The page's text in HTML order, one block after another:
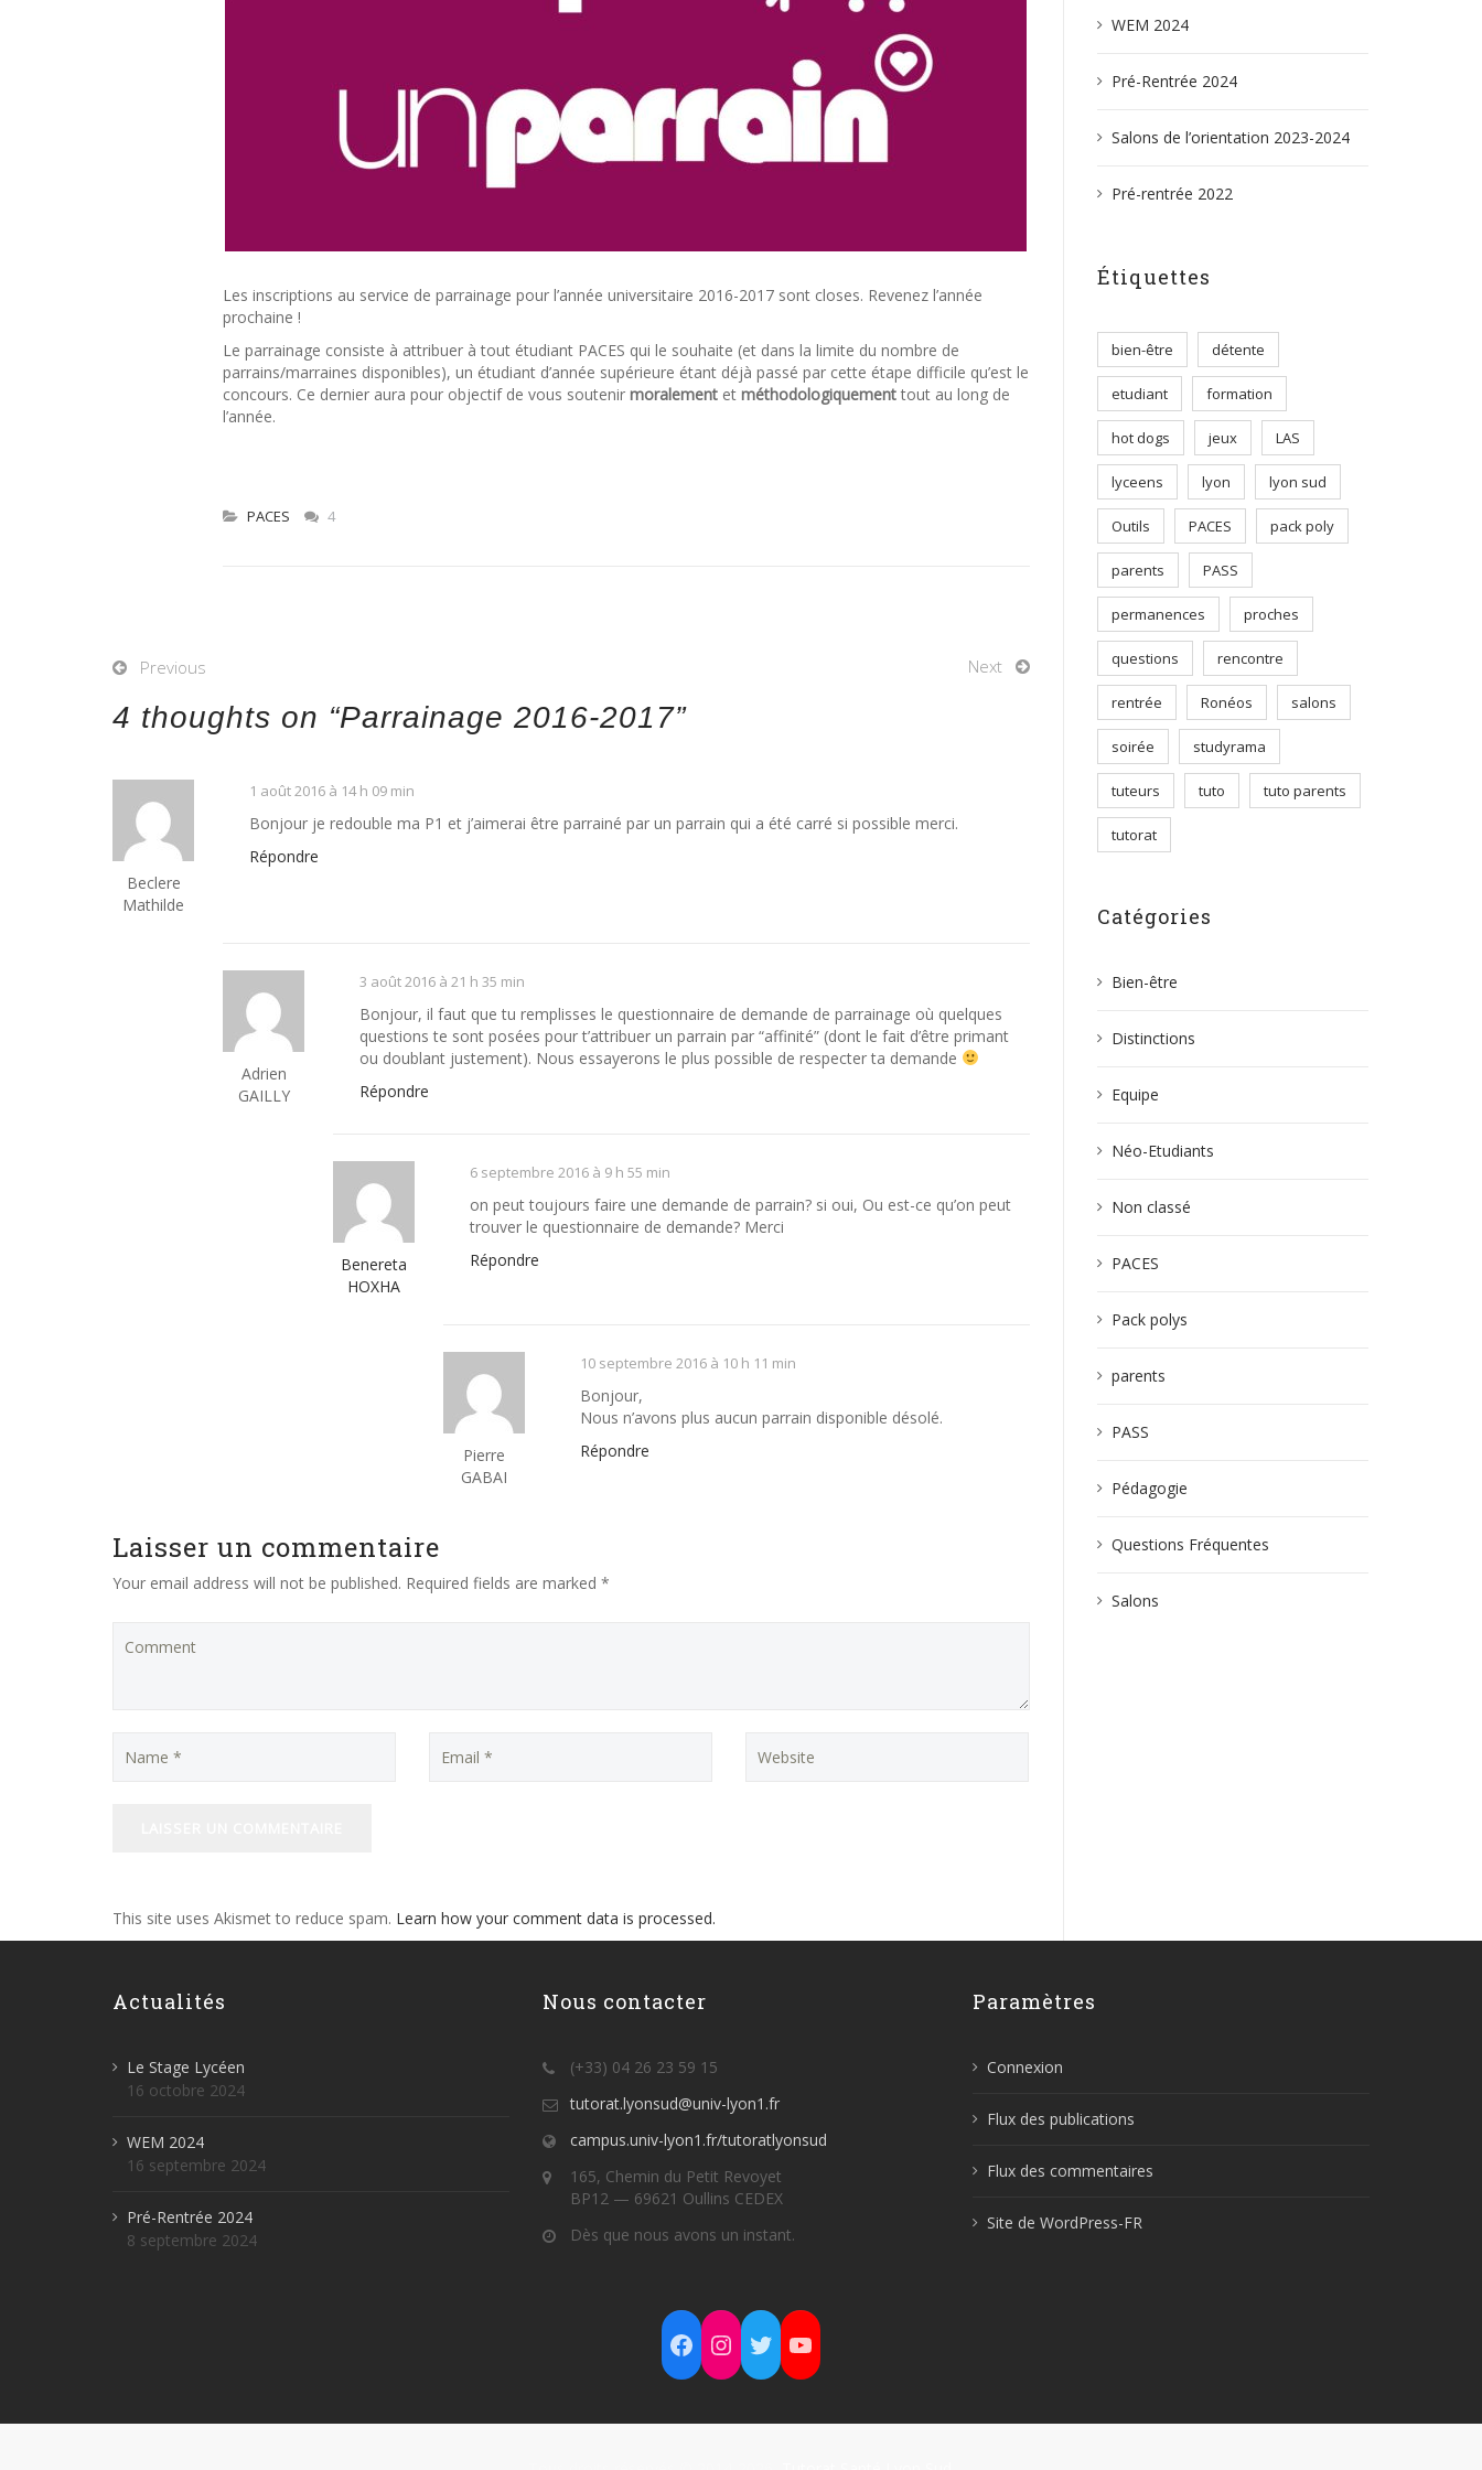
Les inscriptions au service de parrainage pour l’année universitaire 2016-2017 sont closes. Revenez l’année
prochaine !
Le parrainage consiste à attribuer à tout étudiant PACES qui le souhaite (et dans la limite du nombre de
parrains/marraines disponibles), un étudiant d’année supérieure étant déjà passé par cette étape difficile qu’est le
concours. Ce dernier aura pour objectif de vous soutenir moralement et méthodologiquement tout au long de
l’année.
PACES 4
Previous Next
4 thoughts on “Parrainage 2016-2017”
Beclere
Mathilde
1 août 2016 à 14 h 09 min
Bonjour je redouble ma P1 et j’aimerai être parrainé par un parrain qui a été carré si possible merci.
Répondre
Adrien
GAILLY
3 août 2016 à 21 h 35 min
Bonjour, il faut que tu remplisses le questionnaire de demande de parrainage où quelques
questions te sont posées pour t’attribuer un parrain par “affinité” (dont le fait d’être primant
ou doublant justement). Nous essayerons le plus possible de respecter ta demande
Répondre
Benereta
HOXHA
6 septembre 2016 à 9 h 55 min
on peut toujours faire une demande de parrain? si oui, Ou est-ce qu’on peut
trouver le questionnaire de demande? Merci
Répondre
Pierre
GABAI
10 septembre 2016 à 10 h 11 min
Bonjour,
Nous n’avons plus aucun parrain disponible désolé.
Répondre
Laisser un commentaire
Your email address will not be published. Required fields are marked *
This site uses Akismet to reduce spam. Learn how your comment data is processed.
WEM 2024
Pré-Rentrée 2024
Salons de l’orientation 2023-2024
Pré-rentrée 2022
Étiquettes
bien-être détente
etudiant formation
hot dogs jeux LAS
lyceens lyon lyon sud
Outils PACES pack poly
parents PASS
permanences proches
questions rencontre
rentrée Ronéos salons
soirée studyrama
tuteurs tuto tuto parents
tutorat
Catégories
Bien-être
Distinctions
Equipe
Néo-Etudiants
Non classé
PACES
Pack polys
parents
PASS
Pédagogie
Questions Fréquentes
Salons
Actualités
Le Stage Lycéen
16 octobre 2024
WEM 2024
16 septembre 2024
Pré-Rentrée 2024
8 septembre 2024
Nous contacter
(+33) 04 26 23 59 15
tutorat.lyonsud@univ-lyon1.fr
campus.univ-lyon1.fr/tutoratlyonsud
165, Chemin du Petit Revoyet
BP12 — 69621 Oullins CEDEX
Dès que nous avons un instant.
Facebook Instagram Twitter YouTube
Paramètres
Connexion
Flux des publications
Flux des commentaires
Site de WordPress-FR